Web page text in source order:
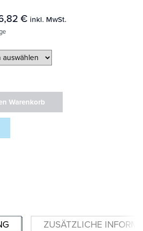
€ inkl. MwSt.
Warenkorb
ZUSÄTZLICHE